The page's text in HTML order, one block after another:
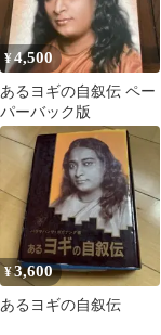
¥4,500
あるヨギの自叙伝 ペー
パーバック版
¥3,600
あるヨギの自叙伝